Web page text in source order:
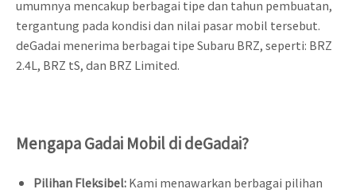
umumnya mencakup berbagai tipe dan tahun pembuatan,
tergantung pada kondisi dan nilai pasar mobil tersebut.
deGadai menerima berbagai tipe Subaru BRZ, seperti: BRZ
2.4L, BRZ tS, dan BRZ Limited.
Mengapa Gadai Mobil di deGadai?
Pilihan Fleksibel:Kami menawarkan berbagai pilihan